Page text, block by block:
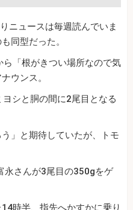
ニュースは毎週読んでいま
同型だった。
「根がきつい場所なので気
ウンス。
シと胴の間に2尾目となる
」と期待していたが、トモ
永さんが3尾目の350gをゲ
時半、指先へかすかに乗り